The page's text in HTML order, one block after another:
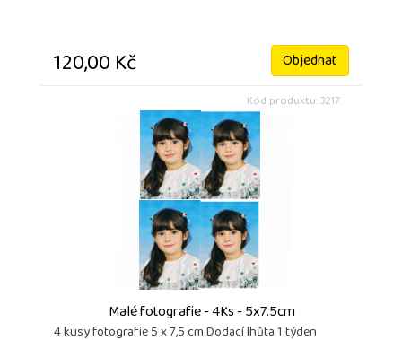
120,00 Kč Objednat
Kód produktu: 3217
Malé fotografie - 4Ks - 5x7.5cm
4 kusy fotografie 5 x 7,5 cm Dodací lhůta 1 týden